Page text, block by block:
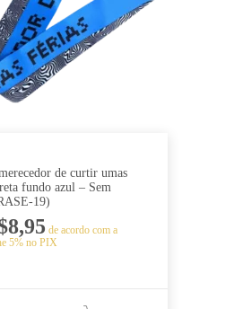
de curtir umas
fundo azul – Sem
19)
8,95 de acordo com a
5% no PIX